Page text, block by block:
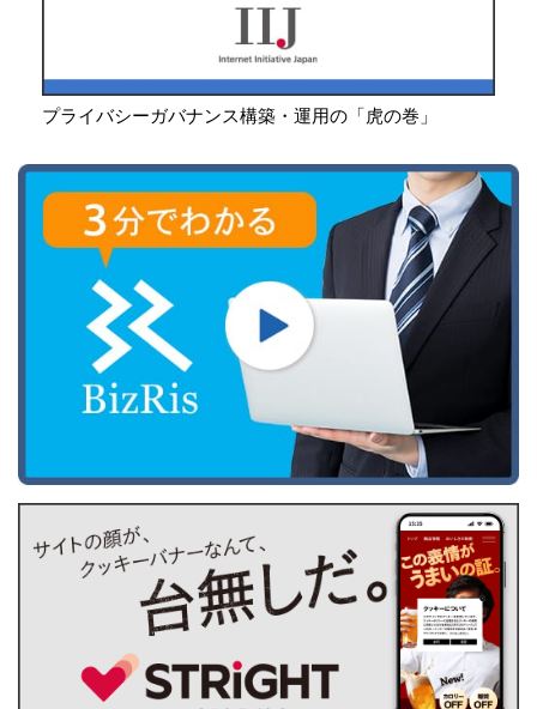
プライバシーガバナンス構築・運用の「虎の巻」